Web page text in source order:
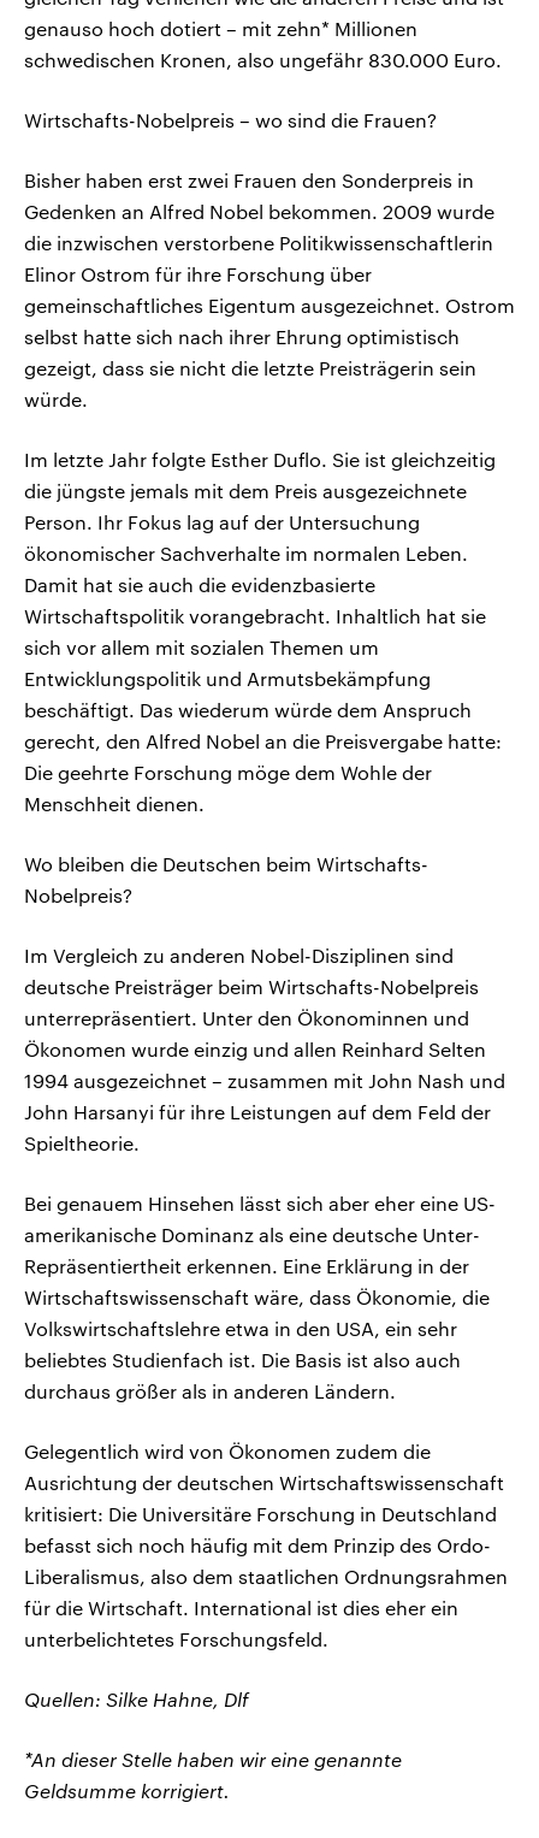
genauso hoch dotiert – mit zehn* Millionen
schwedischen Kronen, also ungefähr 830.000 Euro.
Wirtschafts-Nobelpreis – wo sind die Frauen?
Bisher haben erst zwei Frauen den Sonderpreis in
Gedenken an Alfred Nobel bekommen. 2009 wurde
die inzwischen verstorbene Politikwissenschaftlerin
Elinor Ostrom für ihre Forschung über
gemeinschaftliches Eigentum ausgezeichnet. Ostrom
selbst hatte sich nach ihrer Ehrung optimistisch
gezeigt, dass sie nicht die letzte Preisträgerin sein
würde.
Im letzte Jahr folgte Esther Duflo. Sie ist gleichzeitig
die jüngste jemals mit dem Preis ausgezeichnete
Person. Ihr Fokus lag auf der Untersuchung
ökonomischer Sachverhalte im normalen Leben.
Damit hat sie auch die evidenzbasierte
Wirtschaftspolitik vorangebracht. Inhaltlich hat sie
sich vor allem mit sozialen Themen um
Entwicklungspolitik und Armutsbekämpfung
beschäftigt. Das wiederum würde dem Anspruch
gerecht, den Alfred Nobel an die Preisvergabe hatte:
Die geehrte Forschung möge dem Wohle der
Menschheit dienen.
Wo bleiben die Deutschen beim Wirtschafts-
Nobelpreis?
Im Vergleich zu anderen Nobel-Disziplinen sind
deutsche Preisträger beim Wirtschafts-Nobelpreis
unterrepräsentiert. Unter den Ökonominnen und
Ökonomen wurde einzig und allen Reinhard Selten
1994 ausgezeichnet – zusammen mit John Nash und
John Harsanyi für ihre Leistungen auf dem Feld der
Spieltheorie.
Bei genauem Hinsehen lässt sich aber eher eine US-
amerikanische Dominanz als eine deutsche Unter-
Repräsentiertheit erkennen. Eine Erklärung in der
Wirtschaftswissenschaft wäre, dass Ökonomie, die
Volkswirtschaftslehre etwa in den USA, ein sehr
beliebtes Studienfach ist. Die Basis ist also auch
durchaus größer als in anderen Ländern.
Gelegentlich wird von Ökonomen zudem die
Ausrichtung der deutschen Wirtschaftswissenschaft
kritisiert: Die Universitäre Forschung in Deutschland
befasst sich noch häufig mit dem Prinzip des Ordo-
Liberalismus, also dem staatlichen Ordnungsrahmen
für die Wirtschaft. International ist dies eher ein
unterbelichtetes Forschungsfeld.
Quellen: Silke Hahne, Dlf
*An dieser Stelle haben wir eine genannte
Geldsumme korrigiert.